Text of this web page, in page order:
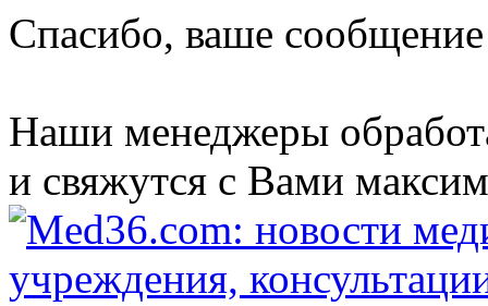
Спасибо, ваше
Наши менеджеры
и свяжутся с Вами